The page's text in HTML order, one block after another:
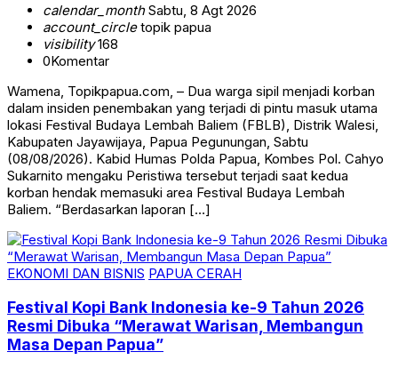
calendar_monthSabtu, 8 Agt 2026
account_circletopik papua
visibility168
0Komentar
Wamena, Topikpapua.com, – Dua warga sipil menjadi korban
dalam insiden penembakan yang terjadi di pintu masuk utama
lokasi Festival Budaya Lembah Baliem (FBLB), Distrik Walesi,
Kabupaten Jayawijaya, Papua Pegunungan, Sabtu
(08/08/2026). Kabid Humas Polda Papua, Kombes Pol. Cahyo
Sukarnito mengaku Peristiwa tersebut terjadi saat kedua
korban hendak memasuki area Festival Budaya Lembah
Baliem. “Berdasarkan laporan […]
EKONOMI DAN BISNIS PAPUA CERAH
Festival Kopi Bank Indonesia ke-9 Tahun 2026
Resmi Dibuka “Merawat Warisan, Membangun
Masa Depan Papua”